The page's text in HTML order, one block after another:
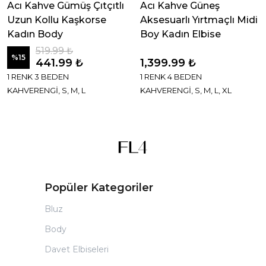
Acı Kahve Gümüş Çıtçıtlı
Uzun Kollu Kaşkorse
Kadın Body
%15
519.99 ₺
441.99 ₺
1 RENK 3 BEDEN
KAHVERENGİ, S, M, L
Acı Kahve Güneş
Aksesuarlı Yırtmaçlı Midi
Boy Kadın Elbise
1,399.99 ₺
1 RENK 4 BEDEN
KAHVERENGİ, S, M, L, XL
Popüler Kategoriler
Bluz
Body
Davet Elbiseleri